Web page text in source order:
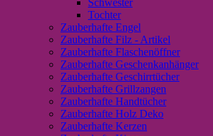
Tochter
Zauberhafte Engel
Zauberhafte Filz - Artikel
Zauberhafte Flaschenöffner
Zauberhafte Geschenkanhänger
Zauberhafte Geschirrtücher
Zauberhafte Grillzangen
Zauberhafte Handtücher
Zauberhafte Holz Deko
Zauberhafte Kerzen